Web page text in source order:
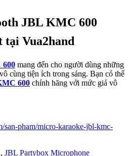
JBL KMC 600
tại Vua2hand
600 mang đến cho người dùng những
cùng tiện ích trong sáng. Bạn có thể
600 chính hãng với mức giá vô
san-pham/micro-karaoke-jbl-kmc-
, JBL Partybox Microphone